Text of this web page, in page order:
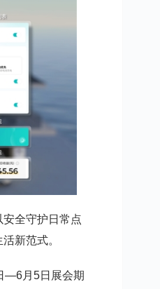
安全守护日常点
新范式。
—6月5日展会期